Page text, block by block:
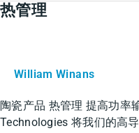
热管理
William Winans
陶瓷产品 热管理 提高功率
Technologies 将我们的高
热